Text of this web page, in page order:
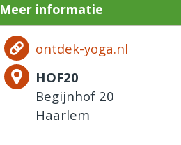
Meer informatie
ontdek-yoga.nl
HOF20
Begijnhof 20
Haarlem